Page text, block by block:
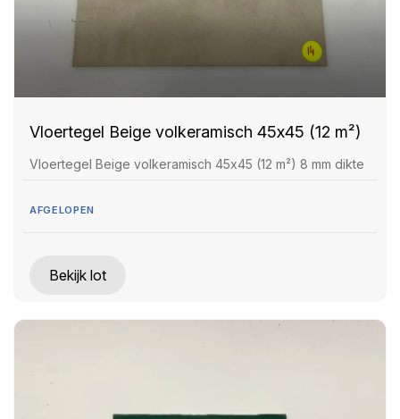
Vloertegel Beige volkeramisch 45x45 (12 m²)
Vloertegel Beige volkeramisch 45x45 (12 m²) 8 mm dikte
AFGELOPEN
Bekijk lot